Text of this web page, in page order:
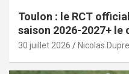
Toulon : le RCT
saison 2026-2027+ le
30 juillet 2026 Nicolas Dupre